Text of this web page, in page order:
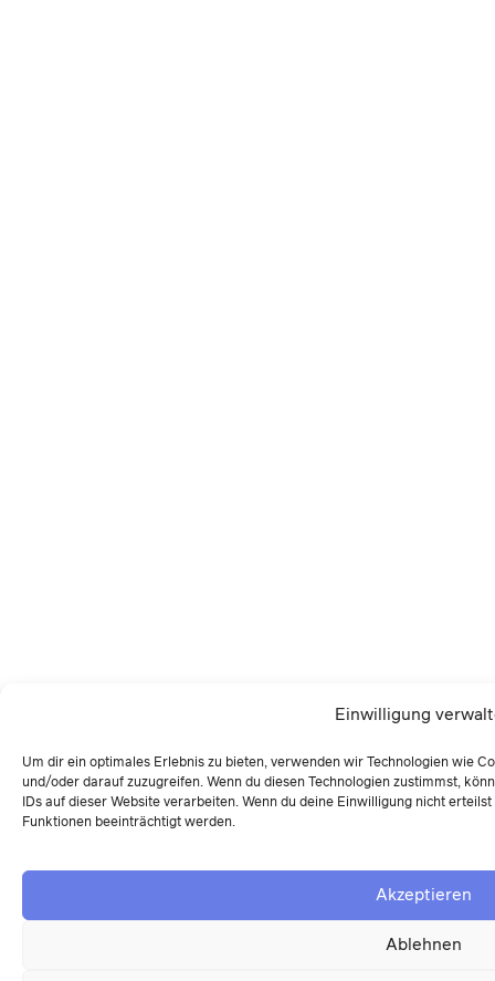
Einwilligung
Um dir ein optimales Erlebnis zu bieten, verwenden wir Technologien wie
und/oder darauf zuzugreifen. Wenn du diesen Technologien zustimmst,
IDs auf dieser Website verarbeiten. Wenn du deine Einwilligung nicht
Funktionen beeinträchtigt werden.
Akzeptieren
Ablehnen